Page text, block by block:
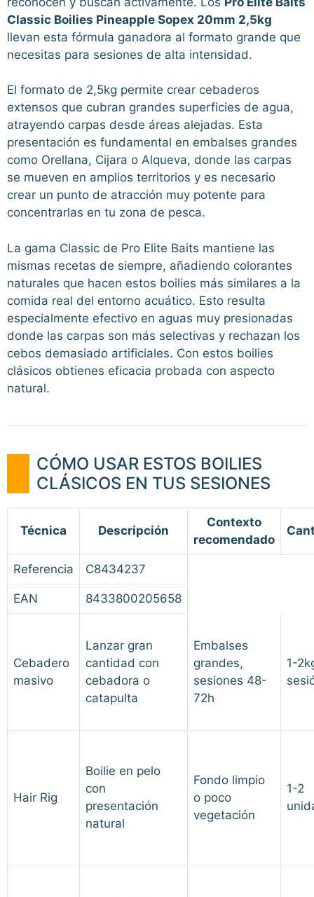
Classic Boilies Pineapple Sopex 20mm 2,5kg
llevan esta fórmula ganadora al formato grande que
necesitas para sesiones de alta intensidad.
El formato de 2,5kg permite crear cebaderos
extensos que cubran grandes superficies de agua,
atrayendo carpas desde áreas alejadas. Esta
presentación es fundamental en embalses grandes
como Orellana, Cijara o Alqueva, donde las carpas
se mueven en amplios territorios y es necesario
crear un punto de atracción muy potente para
concentrarlas en tu zona de pesca.
La gama Classic de Pro Elite Baits mantiene las
mismas recetas de siempre, añadiendo colorantes
naturales que hacen estos boilies más similares a la
comida real del entorno acuático. Esto resulta
especialmente efectivo en aguas muy presionadas
donde las carpas son más selectivas y rechazan los
cebos demasiado artificiales. Con estos boilies
clásicos obtienes eficacia probada con aspecto
natural.
CÓMO USAR ESTOS BOILIES
CLÁSICOS EN TUS SESIONES
Referencia C8434237
EAN 8433800205658
Técnica Descripción
Contexto
recomendado
Cebadero
masivo
Lanzar gran
cantidad con
cebadora o
catapulta
Embalses
grandes,
sesiones 48-
72h
1-
Hair Rig
Boilie en pelo
con
presentación
natural
Fondo limpio
o poco
vegetación
1-2